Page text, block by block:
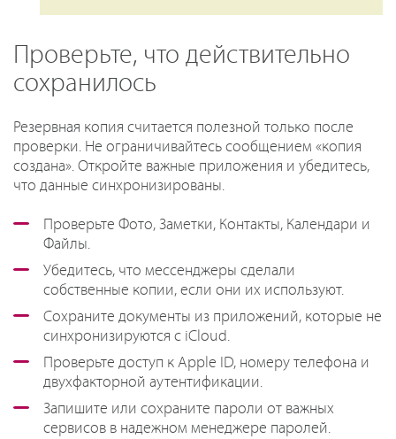
Проверьте, что действительно
сохранилось
Резервная копия считается полезной только после
проверки. Не ограничивайтесь сообщением «копия
создана». Откройте важные приложения и убедитесь,
что данные синхронизированы.
Проверьте Фото, Заметки, Контакты, Календари и
Файлы.
Убедитесь, что мессенджеры сделали
собственные копии, если они их используют.
Сохраните документы из приложений, которые не
синхронизируются с iCloud.
Проверьте доступ к Apple ID, номеру телефона и
двухфакторной аутентификации.
Запишите или сохраните пароли от важных
сервисов в надежном менеджере паролей.